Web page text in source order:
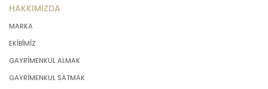
HAKKIMIZDA
MARKA
EKİBİMİZ
GAYRİMENKUL ALMAK
GAYRİMENKUL SATMAK